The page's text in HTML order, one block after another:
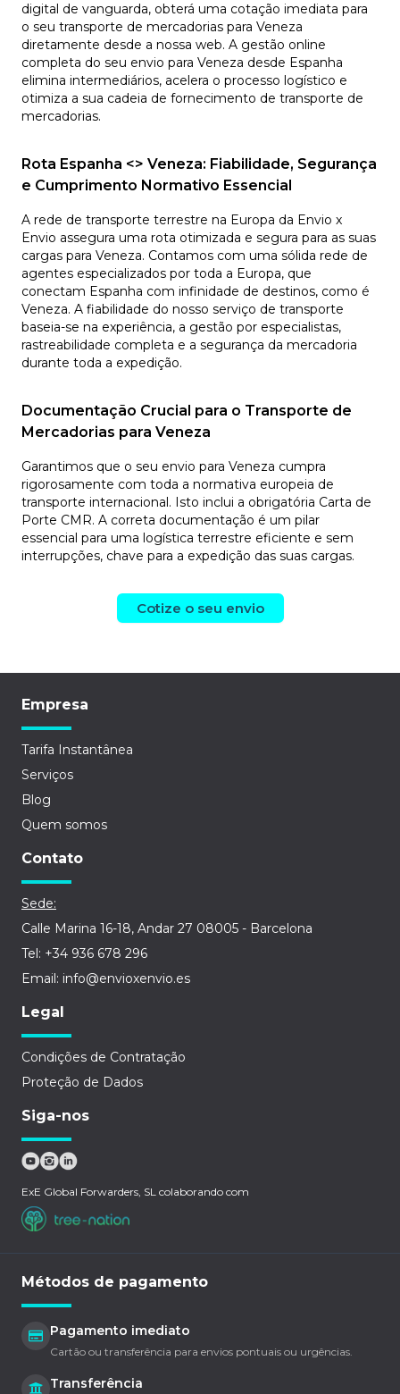
digital de vanguarda, obterá uma cotação imediata para
o seu transporte de mercadorias para Veneza
diretamente desde a nossa web. A gestão online
completa do seu envio para Veneza desde Espanha
elimina intermediários, acelera o processo logístico e
otimiza a sua cadeia de fornecimento de transporte de
mercadorias.
Rota Espanha <> Veneza: Fiabilidade, Segurança
e Cumprimento Normativo Essencial
A rede de transporte terrestre na Europa da Envio x
Envio assegura uma rota otimizada e segura para as suas
cargas para Veneza. Contamos com uma sólida rede de
agentes especializados por toda a Europa, que
conectam Espanha com infinidade de destinos, como é
Veneza. A fiabilidade do nosso serviço de transporte
baseia-se na experiência, a gestão por especialistas,
rastreabilidade completa e a segurança da mercadoria
durante toda a expedição.
Documentação Crucial para o Transporte de
Mercadorias para Veneza
Garantimos que o seu envio para Veneza cumpra
rigorosamente com toda a normativa europeia de
transporte internacional. Isto inclui a obrigatória Carta de
Porte CMR. A correta documentação é um pilar
essencial para uma logística terrestre eficiente e sem
interrupções, chave para a expedição das suas cargas.
Cotize o seu envio
Empresa
Tarifa Instantânea
Serviços
Blog
Quem somos
Contato
Sede:
Calle Marina 16-18, Andar 27 08005 - Barcelona
Tel: +34 936 678 296
Email: info@envioxenvio.es
Legal
Condições de Contratação
Proteção de Dados
Siga-nos
ExE Global Forwarders, SL colaborando com
Métodos de pagamento
Pagamento imediato
Cartão ou transferência para envios pontuais ou urgências.
Transferência